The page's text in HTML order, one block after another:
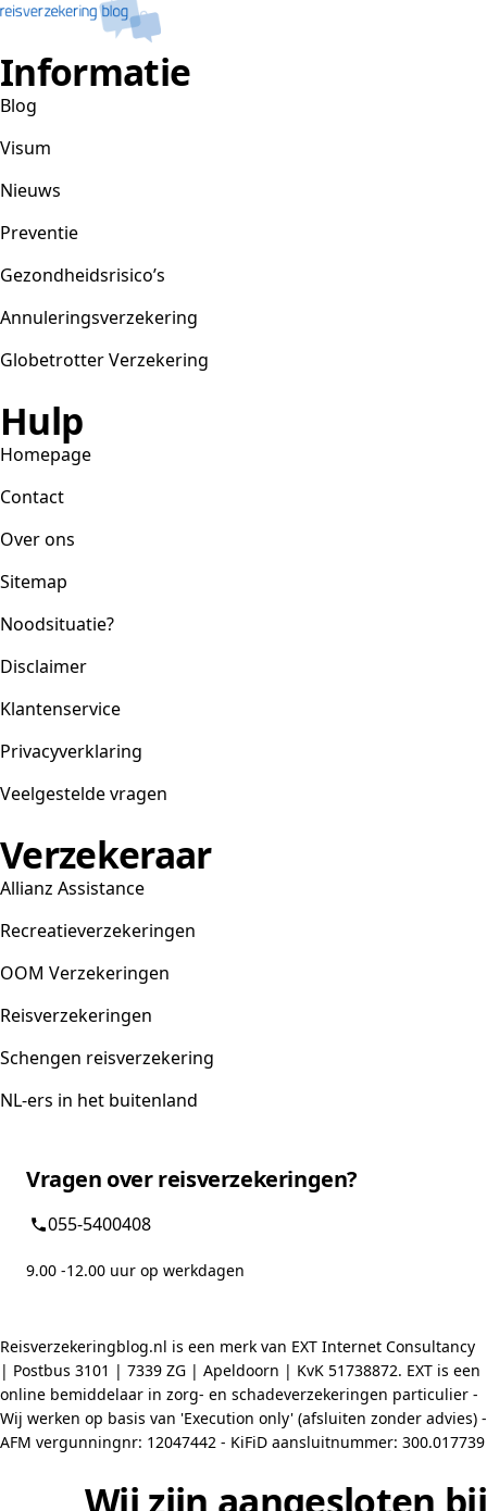
Informatie
Blog
Visum
Nieuws
Preventie
Gezondheidsrisico’s
Annuleringsverzekering
Globetrotter Verzekering
Hulp
Homepage
Contact
Over ons
Sitemap
Noodsituatie?
Disclaimer
Klantenservice
Privacyverklaring
Veelgestelde vragen
Verzekeraar
Allianz Assistance
Recreatieverzekeringen
OOM Verzekeringen
Reisverzekeringen
Schengen reisverzekering
NL-ers in het buitenland
Vragen over reisverzekeringen?
055-5400408
9.00 -12.00 uur op werkdagen
Reisverzekeringblog.nl is een merk van EXT Internet Consultancy
| Postbus 3101 | 7339 ZG | Apeldoorn | KvK 51738872. EXT is een
online bemiddelaar in zorg- en schadeverzekeringen particulier -
Wij werken op basis van 'Execution only' (afsluiten zonder advies) -
AFM vergunningnr: 12047442 - KiFiD aansluitnummer: 300.017739